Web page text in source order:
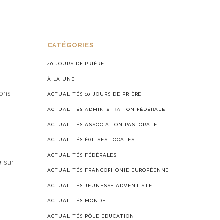
sur
CATÉGORIES
40 JOURS DE PRIÈRE
À LA UNE
ACTUALITÉS 10 JOURS DE PRIÈRE
ACTUALITÉS ADMINISTRATION FÉDÉRALE
ACTUALITÉS ASSOCIATION PASTORALE
ACTUALITÉS ÉGLISES LOCALES
ACTUALITÉS FÉDÉRALES
ACTUALITÉS FRANCOPHONIE EUROPÉENNE
ACTUALITÉS JEUNESSE ADVENTISTE
ACTUALITÉS MONDE
ACTUALITÉS PÔLE EDUCATION